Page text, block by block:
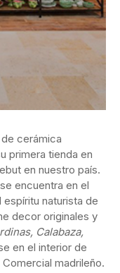
cerámica
primera tienda en
en nuestro país.
encuentra en el
naturista de
decor originales y
Calabaza,
en el interior de
madrileño.